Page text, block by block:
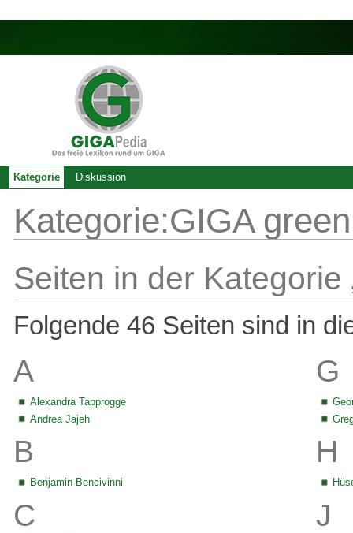
Kategorie:GIGA
Seiten in der Kategorie
Folgende 46 Seiten sind in
A
Alexandra Tapprogge
Andrea Jajeh
B
Benjamin Bencivinni
C
G
H
J
Kategorie Diskussion